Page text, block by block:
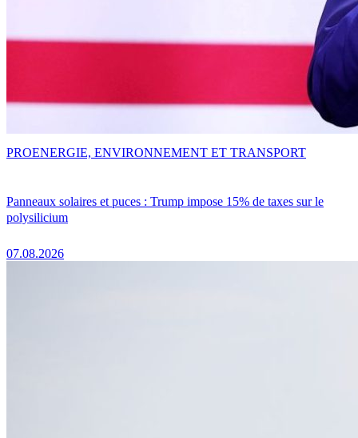
Panneaux solaires et puces : Trump impose 15% de taxes sur le
polysilicium
07.08.2026
PROENERGIE, ENVIRONNEMENT ET TRANSPORT